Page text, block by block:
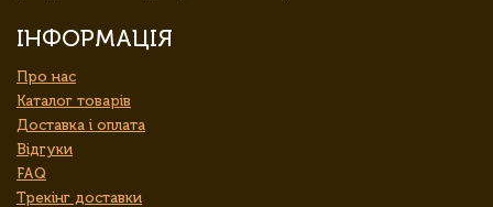
ІНФОРМАЦІЯ
Про нас
Каталог товарів
Доставка і оплата
Відгуки
FAQ
Трекінг доставки